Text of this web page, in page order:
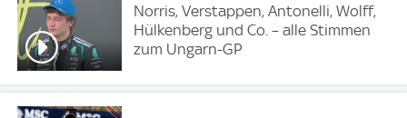
Norris, Verstappen, Antonelli, Wolff,
Hülkenberg und Co. – alle Stimmen
zum Ungarn-GP